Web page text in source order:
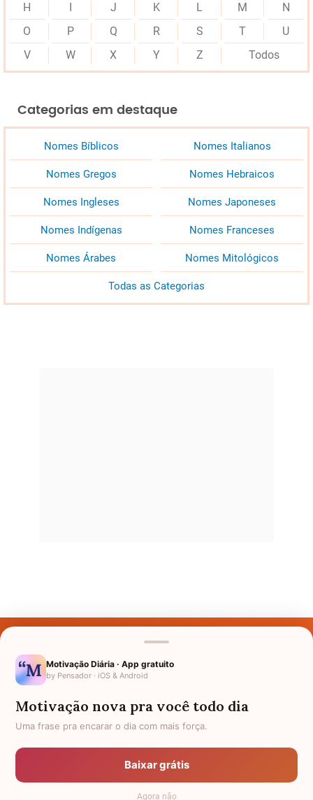
H
J K L M
N
O
P Q R S T
U
V
W X Y Z Todos
Categorias em destaque
Nomes Bíblicos Nomes Italianos
Nomes Gregos Nomes Hebraicos
Nomes Ingleses Nomes Japoneses
Nomes Indígenas Nomes Franceses
Nomes Árabes Nomes Mitológicos
Todas as Categorias
Nomes pelo Mundo
Política de Privacidade
Anuncie
Motivação Diária · App gratuito
by Pensador · iOS & Android
Motivação nova pra você todo dia
Uma frase pra encarar o dia com mais força.
Baixar grátis
Agora não